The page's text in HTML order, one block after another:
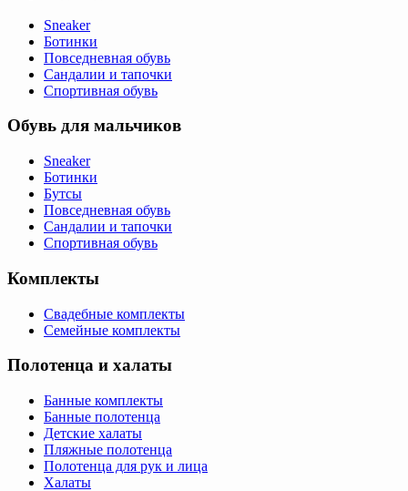
Sneaker
Ботинки
Повседневная обувь
Сандалии и тапочки
Спортивная обувь
Обувь для мальчиков
Sneaker
Ботинки
Бутсы
Повседневная обувь
Сандалии и тапочки
Спортивная обувь
Комплекты
Свадебные комплекты
Семейные комплекты
Полотенца и халаты
Банные комплекты
Банные полотенца
Детские халаты
Пляжные полотенца
Полотенца для рук и лица
Халаты